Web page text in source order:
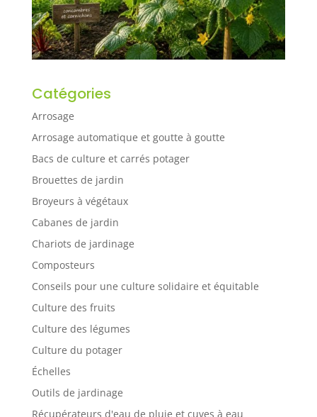
Catégories
Arrosage
Arrosage automatique et goutte à goutte
Bacs de culture et carrés potager
Brouettes de jardin
Broyeurs à végétaux
Cabanes de jardin
Chariots de jardinage
Composteurs
Conseils pour une culture solidaire et équitable
Culture des fruits
Culture des légumes
Culture du potager
Échelles
Outils de jardinage
Récupérateurs d'eau de pluie et cuves à eau